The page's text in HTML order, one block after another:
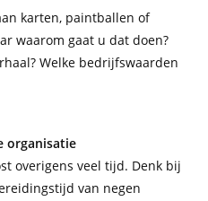
karten, paintballen of
waarom gaat u dat doen?
Welke bedrijfswaarden
organisatie
overigens veel tijd. Denk bij
van negen